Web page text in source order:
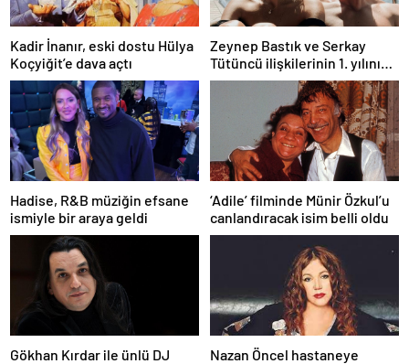
Kadir İnanır, eski dostu Hülya
Koçyiğit’e dava açtı
Zeynep Bastık ve Serkay
Tütüncü ilişkilerinin 1. yılını
kutladı
Hadise, R&B müziğin efsane
ismiyle bir araya geldi
‘Adile’ filminde Münir Özkul’u
canlandıracak isim belli oldu
Gökhan Kırdar ile ünlü DJ
Nazan Öncel hastaneye